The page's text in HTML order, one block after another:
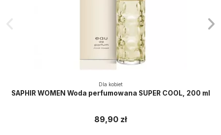
Dla kobiet
SAPHIR WOMEN Woda perfumowana SUPER COOL, 200 ml
89,90 zł